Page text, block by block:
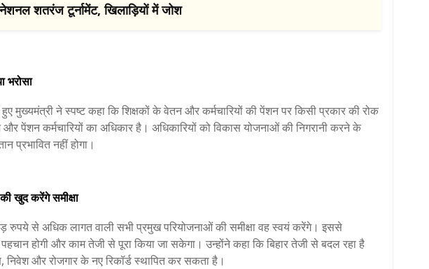
शतरंज टूर्नामेंट, खिलाड़ियों में जोश
भरोसा
हुए मुख्यमंत्री ने स्पष्ट कहा कि शिक्षकों के वेतन और कर्मचारियों की पेंशन पर किसी प्रकार की रोक
पेंशन कर्मचारियों का अधिकार है। अधिकारियों को विकास योजनाओं की निगरानी करने के
प्रभावित नहीं होगा।
खुद करेंगे समीक्षा
रुपये से अधिक लागत वाली सभी प्रमुख परियोजनाओं की समीक्षा वह स्वयं करेंगे। इससे
पहचान होगी और काम तेजी से पूरा किया जा सकेगा। उन्होंने कहा कि बिहार तेजी से बदल रहा है
निवेश और रोजगार के नए रिकॉर्ड स्थापित कर सकता है।